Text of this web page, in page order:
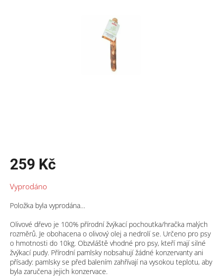
259 Kč
cena:
Vyprodáno
Položka byla vyprodána…
Olivové dřevo je 100% přírodní žvýkací pochoutka/hračka malých
rozměrů. Je obohacena o olivový olej a nedrolí se. Určeno pro psy
o hmotnosti do 10kg. Obzvláště vhodné pro psy, kteří mají silné
žvýkací pudy. Přírodní pamlsky nobsahují žádné konzervanty ani
přísady: pamlsky se před balením zahřívají na vysokou teplotu, aby
byla zaručena jejich konzervace.